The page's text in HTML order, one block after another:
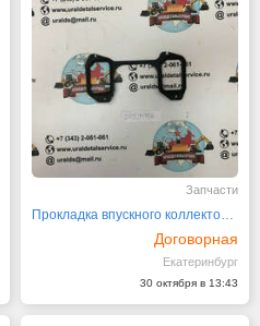
Запчасти
Прокладка впускного коллектора 20591706
Договорная
Екатеринбург
30 октября в 13:43